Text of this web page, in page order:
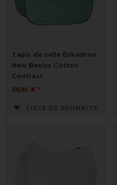
Tapis de selle Eskadron
New Basics Cotton
Contrast
39,95 € *
LISTE DE SOUHAITS